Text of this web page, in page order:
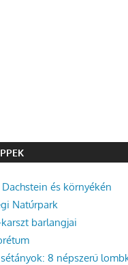
és környékén
Natúrpark
barlangjai
8 népszerű